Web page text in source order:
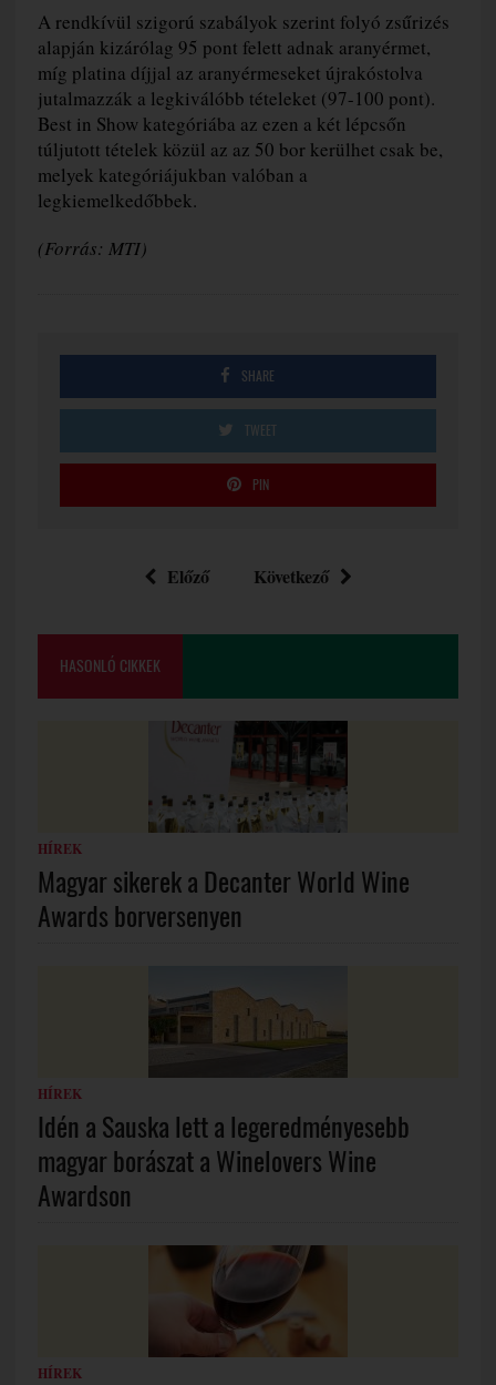
A rendkívül szigorú szabályok szerint folyó zsűrizés
alapján kizárólag 95 pont felett adnak aranyérmet,
míg platina díjjal az aranyérmeseket újrakóstolva
jutalmazzák a legkiválóbb tételeket (97-100 pont).
Best in Show kategóriába az ezen a két lépcsőn
túljutott tételek közül az az 50 bor kerülhet csak be,
melyek kategóriájukban valóban a
legkiemelkedőbbek.
(Forrás: MTI)
SHARE
TWEET
PIN
Előző Következő
HASONLÓ CIKKEK
HÍREK
Magyar sikerek a Decanter World Wine
Awards borversenyen
HÍREK
Idén a Sauska lett a legeredményesebb
magyar borászat a Winelovers Wine
Awardson
HÍREK